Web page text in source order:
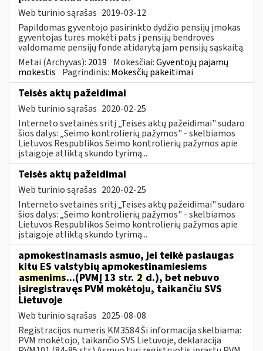
Web turinio sąrašas 2019-03-12
Papildomas gyventojo pasirinkto dydžio pensijų įmokas
gyventojas turės mokėti pats į pensijų bendrovės
valdomame pensijų fonde atidarytą jam pensijų sąskaitą.
Metai (Archyvas): 2019 Mokesčiai:Gyventojų pajamų
mokestis Pagrindinis: Mokesčių pakeitimai
Teisės aktų pažeidimai
Web turinio sąrašas 2020-02-25
Interneto svetainės sritį „Teisės aktų pažeidimai" sudaro
šios dalys: „Seimo kontrolierių pažymos" - skelbiamos
Lietuvos Respublikos Seimo kontrolierių pažymos apie
įstaigoje atliktą skundo tyrimą...
Teisės aktų pažeidimai
Web turinio sąrašas 2020-02-25
Interneto svetainės sritį „Teisės aktų pažeidimai" sudaro
šios dalys: „Seimo kontrolierių pažymos" - skelbiamos
Lietuvos Respublikos Seimo kontrolierių pažymos apie
įstaigoje atliktą skundo tyrimą...
apmokestinamasis asmuo, jei teikė paslaugas
kitų ES valstybių apmokestinamiesiems
asmenims...(PVMĮ 13 str. 2 d.), bet nebuvo
įsiregistravęs PVM mokėtoju, taikančiu SVS
Lietuvoje
Web turinio sąrašas 2025-08-08
Registracijos numeris KM3584 Ši informacija skelbiama:
PVM mokėtojo, taikančio SVS Lietuvoje, deklaracija